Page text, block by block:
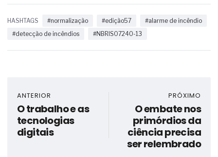
HASHTAGS #normalização #edição57
#alarme de incêndio
#detecção de incêndios
#NBRISO7240-13
ANTERIOR
O trabalho e as
tecnologias
digitais
PRÓXIMO
O embate nos
primórdios da
ciência precisa
ser relembrado